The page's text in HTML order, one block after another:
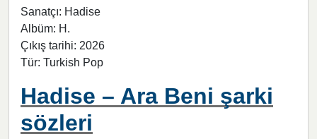
Sanatçı: Hadise
Albüm: H.
Çıkış tarihi: 2026
Tür: Turkish Pop
Hadise – Ara Beni şarki
sözleri